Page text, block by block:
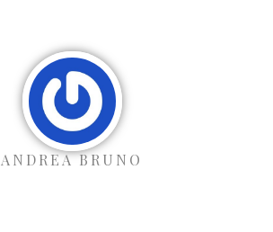
ANDREA BRUNO